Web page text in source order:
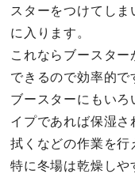
スターをつけてし
に入ります。
これならブースタ
できるので効率的で
ブースターにもい
イプであれば保湿
拭くなどの作業を行
特に冬場は乾燥しや